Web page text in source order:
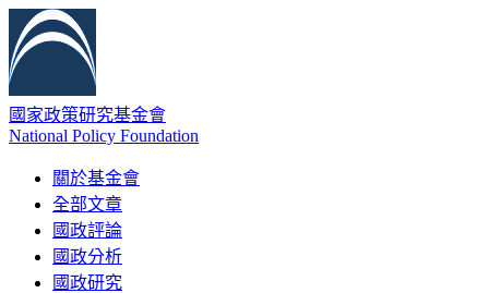
國家政策研究基金會
National Policy Foundation
關於基金會
全部文章
國政評論
國政分析
國政研究